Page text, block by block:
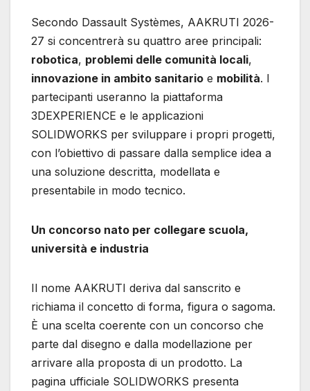
Secondo Dassault Systèmes, AAKRUTI 2026-
27 si concentrerà su quattro aree principali:
robotica, problemi delle comunità locali,
innovazione in ambito sanitario e mobilità. I
partecipanti useranno la piattaforma
3DEXPERIENCE e le applicazioni
SOLIDWORKS per sviluppare i propri progetti,
con l’obiettivo di passare dalla semplice idea a
una soluzione descritta, modellata e
presentabile in modo tecnico.
Un concorso nato per collegare scuola,
università e industria
Il nome AAKRUTI deriva dal sanscrito e
richiama il concetto di forma, figura o sagoma.
È una scelta coerente con un concorso che
parte dal disegno e dalla modellazione per
arrivare alla proposta di un prodotto. La
pagina ufficiale SOLIDWORKS presenta